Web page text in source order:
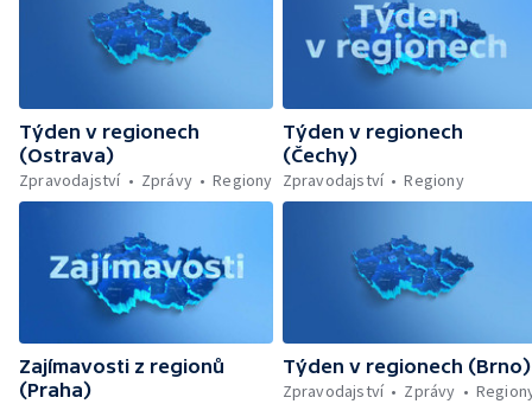
Týden v regionech
(Ostrava)
Zpravodajství
Zprávy Regiony
Týden v regionech
(Čechy)
Zpravodajství
Regiony
Zajímavosti z regionů
(Praha)
Týden v regionech (Brno)
Zpravodajství
Zprávy